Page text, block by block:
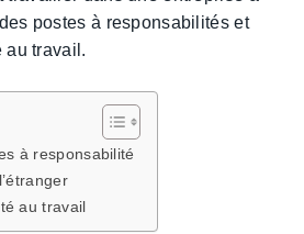
postes à responsabilités et
au travail.
à responsabilité
au travail